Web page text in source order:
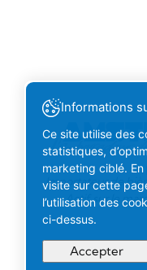
Importateur de
Actif sur le
Informations
Ce site utilise des
statistiques,
marketing ciblé.
visite sur cette
l’utilisation des
ci-dessus.
Accepter